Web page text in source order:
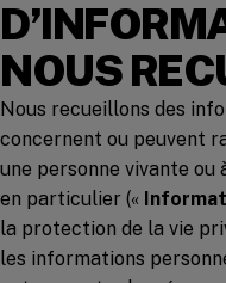
NOUS
Nous recueillons des
concernent ou peuvent
une personne vivante ou
en particulier («
la protection de la vie
les informations